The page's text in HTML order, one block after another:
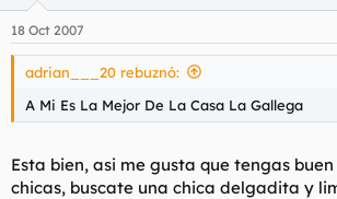
18 Oct 2007
adrian___20 rebuznó:
A Mi Es La Mejor De La Casa La Gallega
Esta bien, asi me gusta que tengas
chicas, buscate una chica delgadita y